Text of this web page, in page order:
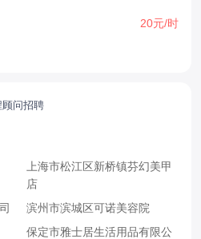
20元/时
顾问招聘
上海市松江区新桥镇芬幻美甲
店
滨州市滨城区可诺美容院
保定市雅士居生活用品有限公